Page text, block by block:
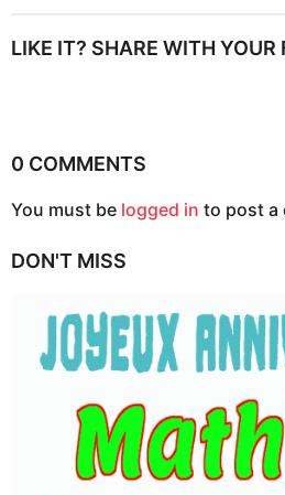
P
n
t
i
o
LIKE IT? SHARE WITH YOUR
0 COMMENTS
You must be logged in to post a
DON'T MISS